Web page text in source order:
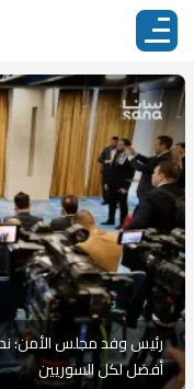
رئيس وفد مجلس الأمن:
أفضل لكل السوريين